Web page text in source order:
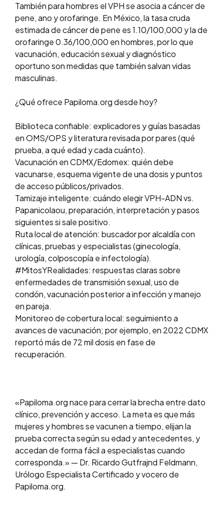
También para hombres el VPH se asocia a cáncer de
pene, ano y orofaringe. En México, la tasa cruda
estimada de cáncer de pene es 1.10/100,000 y la de
orofaringe 0.36/100,000 en hombres, por lo que
vacunación, educación sexual y diagnóstico
oportuno son medidas que también salvan vidas
masculinas.
¿Qué ofrece Papiloma.org desde hoy?
Biblioteca confiable: explicadores y guías basadas
en OMS/OPS y literatura revisada por pares (qué
prueba, a qué edad y cada cuánto).
Vacunación en CDMX/Edomex: quién debe
vacunarse, esquema vigente de una dosis y puntos
de acceso públicos/privados.
Tamizaje inteligente: cuándo elegir VPH-ADN vs.
Papanicolaou, preparación, interpretación y pasos
siguientes si sale positivo.
Ruta local de atención: buscador por alcaldía con
clínicas, pruebas y especialistas (ginecología,
urología, colposcopía e infectología).
#MitosYRealidades: respuestas claras sobre
enfermedades de transmisión sexual, uso de
condón, vacunación posterior a infección y manejo
en pareja.
Monitoreo de cobertura local: seguimiento a
avances de vacunación; por ejemplo, en 2022 CDMX
reportó más de 72 mil dosis en fase de
recuperación.
«Papiloma.org nace para cerrar la brecha entre dato
clínico, prevención y acceso. La meta es que más
mujeres y hombres se vacunen a tiempo, elijan la
prueba correcta según su edad y antecedentes, y
accedan de forma fácil a especialistas cuando
corresponda.» — Dr. Ricardo Gutfrajnd Feldmann,
Urólogo Especialista Certificado y vocero de
Papiloma.org.